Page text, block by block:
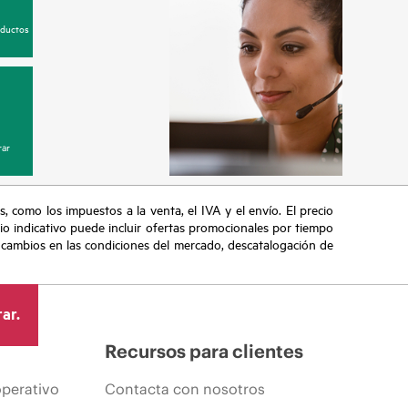
los impuestos a la venta, el IVA y el envío. El precio
indicativo puede incluir ofertas promocionales por tiempo
en las condiciones del mercado, descatalogación de
Recursos para clientes
Contacta con nosotros